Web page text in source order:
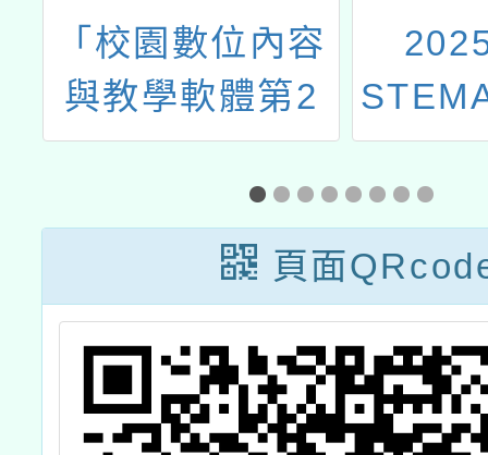
「校園數位內容
與教學軟體第2
次選購名單」
跨域教
師創
頁面